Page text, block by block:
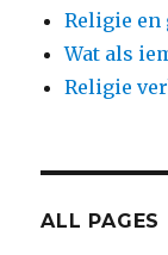
Religie en
Wat als
Religie
ALL PAGES